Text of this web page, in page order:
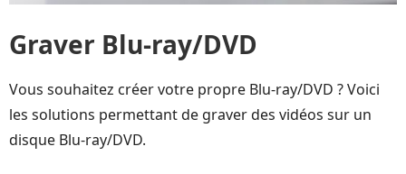
Graver Blu-ray/DVD
Vous souhaitez créer votre propre Blu-ray/DVD ? Voici
les solutions permettant de graver des vidéos sur un
disque Blu-ray/DVD.